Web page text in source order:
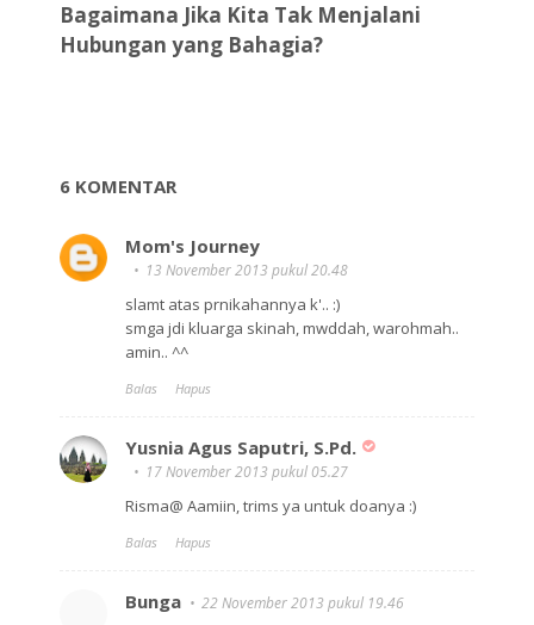
Bagaimana Jika Kita Tak Menjalani
Hubungan yang Bahagia?
6 KOMENTAR
Mom's Journey
13 November 2013 pukul 20.48
slamt atas prnikahannya k'.. :)
smga jdi kluarga skinah, mwddah, warohmah..
amin.. ^^
Balas Hapus
Yusnia Agus Saputri, S.Pd.
17 November 2013 pukul 05.27
Risma@ Aamiin, trims ya untuk doanya :)
Balas Hapus
Bunga 22 November 2013 pukul 19.46